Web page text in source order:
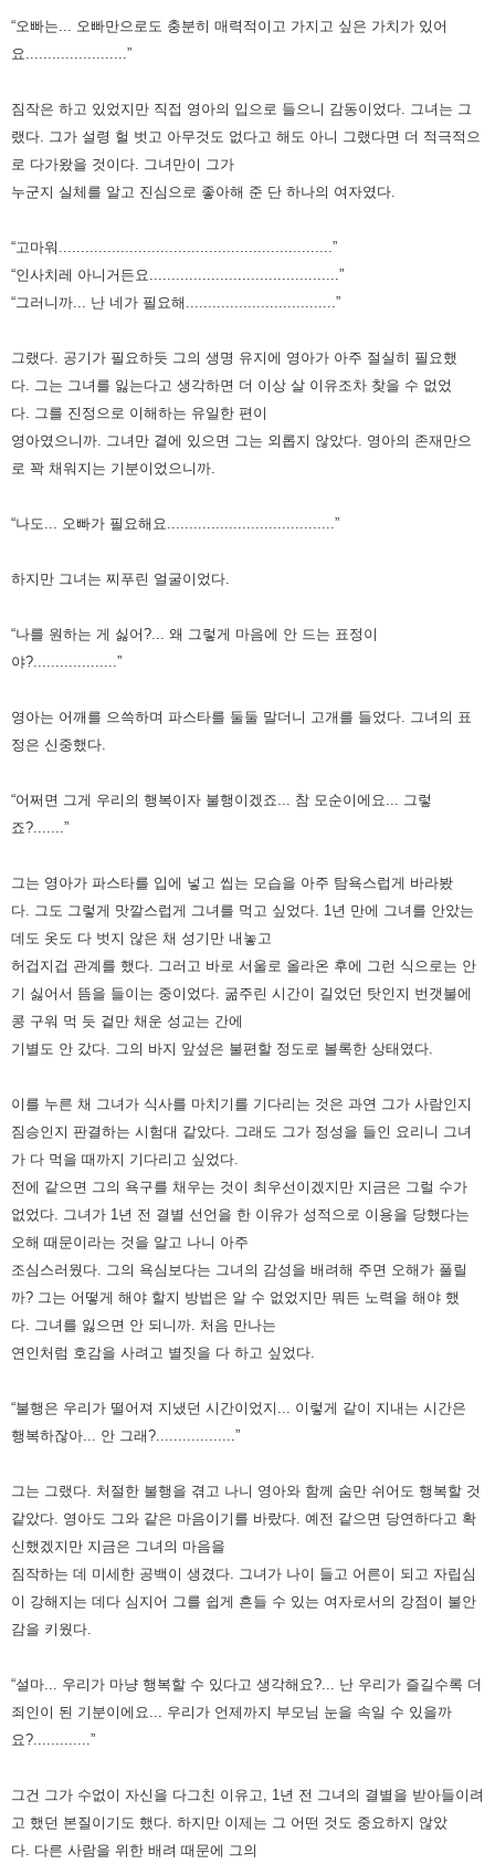
“오빠는... 오빠만으로도 충분히 매력적이고 가지고 싶은 가치가 있어
요.......................”
짐작은 하고 있었지만 직접 영아의 입으로 들으니 감동이었다.
그녀는 그
랬다. 그가 설령 헐 벗고 아무것도 없다고 해도 아니 그랬다면 더 적극적으
로 다가왔을 것이다.
그녀만이 그가
누군지 실체를 알고 진심으로 좋아해 준 단 하나의 여자였다.
“고마워..............................................................”
“인사치레 아니거든요...........................................”
“그러니까... 난 네가 필요해..................................”
그랬다. 공기가 필요하듯 그의 생명 유지에 영아가 아주 절실히 필요했
다.
그는 그녀를 잃는다고 생각하면 더 이상 살 이유조차 찾을 수 없었
다.
그를 진정으로 이해하는 유일한 편이
영아였으니까.
그녀만 곁에 있으면 그는 외롭지 않았다. 영아의 존재만으
로 꽉 채워지는 기분이었으니까.
“나도... 오빠가 필요해요......................................”
하지만 그녀는 찌푸린 얼굴이었다.
“나를 원하는 게 싫어?... 왜 그렇게 마음에 안 드는 표정이
야?...................”
영아는 어깨를 으쓱하며 파스타를 둘둘 말더니 고개를 들었다. 그녀의 표
정은 신중했다.
“어쩌면 그게 우리의 행복이자 불행이겠죠... 참 모순이에요... 그렇
죠?.......”
그는 영아가 파스타를 입에 넣고 씹는 모습을 아주 탐욕스럽게 바라봤
다.
그도 그렇게 맛깔스럽게 그녀를 먹고 싶었다. 1년 만에 그녀를 안았는
데도 옷도 다 벗지 않은 채 성기만 내놓고
허겁지겁 관계를 했다.
그러고 바로 서울로 올라온 후에 그런 식으로는 안
기 싫어서 뜸을 들이는 중이었다. 굶주린 시간이 길었던 탓인지 번갯불에
콩 구워 먹 듯 겉만 채운 성교는 간에
기별도 안 갔다.
그의 바지 앞섶은 불편할 정도로 볼록한 상태였다.
이를 누른 채 그녀가 식사를 마치기를 기다리는 것은 과연 그가 사람인지
짐승인지 판결하는 시험대 같았다.
그래도 그가 정성을 들인 요리니 그녀
가 다 먹을 때까지 기다리고 싶었다.
전에 같으면 그의 욕구를 채우는 것이 최우선이겠지만 지금은 그럴 수가
없었다.
그녀가 1년 전 결별 선언을 한 이유가 성적으로 이용을 당했다는
오해 때문이라는 것을 알고 나니 아주
조심스러웠다.
그의 욕심보다는 그녀의 감성을 배려해 주면 오해가 풀릴
까? 그는 어떻게 해야 할지 방법은 알 수 없었지만 뭐든 노력을 해야 했
다.
그녀를 잃으면 안 되니까. 처음 만나는
연인처럼 호감을 사려고 별짓을 다 하고 싶었다.
“불행은 우리가 떨어져 지냈던 시간이었지... 이렇게 같이 지내는 시간은
행복하잖아... 안 그래?..................”
그는 그랬다. 처절한 불행을 겪고 나니 영아와 함께 숨만 쉬어도 행복할 것
같았다. 영아도 그와 같은 마음이기를 바랐다. 예전 같으면 당연하다고 확
신했겠지만 지금은 그녀의 마음을
짐작하는 데 미세한 공백이 생겼다.
그녀가 나이 들고 어른이 되고 자립심
이 강해지는 데다 심지어 그를 쉽게 흔들 수 있는 여자로서의 강점이 불안
감을 키웠다.
“설마... 우리가 마냥 행복할 수 있다고 생각해요?... 난 우리가 즐길수록 더
죄인이 된 기분이에요... 우리가 언제까지 부모님 눈을 속일 수 있을까
요?.............”
그건 그가 수없이 자신을 다그친 이유고, 1년 전 그녀의 결별을 받아들이려
고 했던 본질이기도 했다. 하지만 이제는 그 어떤 것도 중요하지 않았
다. 다른 사람을 위한 배려 때문에 그의